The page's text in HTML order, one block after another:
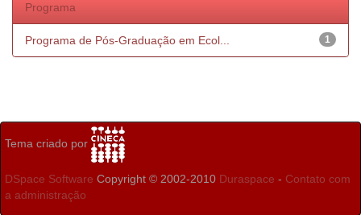
Programa
1
Programa de Pós-Graduação em Ecol...
Tema criado por
DSpace Software Copyright © 2002-2010 Duraspace - Contato com
a administração